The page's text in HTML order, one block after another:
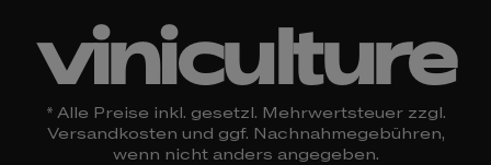
viniculture
* Alle Preise inkl. gesetzl. Mehrwertsteuer zzgl.
Versandkosten und ggf. Nachnahmegebühren,
wenn nicht anders angegeben.